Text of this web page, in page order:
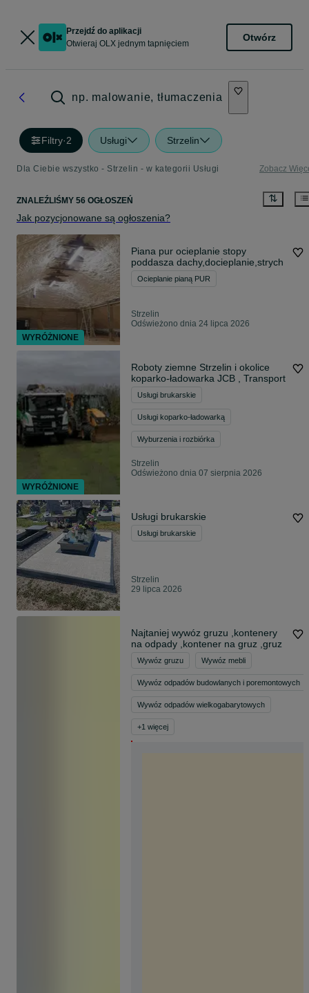
Przejdź do aplikacji
Otwieraj OLX jednym tapnięciem
Otwórz
np. malowanie, tłumaczenia
Filtry·2 Usługi Strzelin
Dla Ciebie wszystko - Strzelin - w kategorii Usługi Zobacz
ZNALEŹLIŚMY 56 OGŁOSZEŃ
Jak pozycjonowane są ogłoszenia?
Piana pur ocieplanie stopy
poddasza dachy,docieplanie,strych
Ocieplanie pianą PUR
Strzelin
Odświeżono dnia 24 lipca 2026
Roboty ziemne Strzelin i okolice
koparko-ładowarka JCB , Transport
Usługi brukarskie
Usługi koparko-ładowarką
Wyburzenia i rozbiórka
Strzelin
Odświeżono dnia 07 sierpnia 2026
Usługi brukarskie
Usługi brukarskie
Strzelin
29 lipca 2026
Najtaniej wywóz gruzu ,kontenery
na odpady ,kontener na gruz ,gruz
Wywóz gruzu Wywóz mebli
Wywóz odpadów budowlanych i poremontowych
Wywóz odpadów wielkogabarytowych
+1 więcej
WYRÓŻNIONE
WYRÓŻNIONE